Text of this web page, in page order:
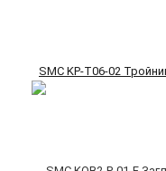
SMC KP-T06-02